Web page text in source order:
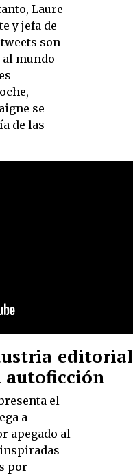
Laure
y jefa de
son
al mundo
se
de las
editorial
autoficción
el
a
apegado al
por